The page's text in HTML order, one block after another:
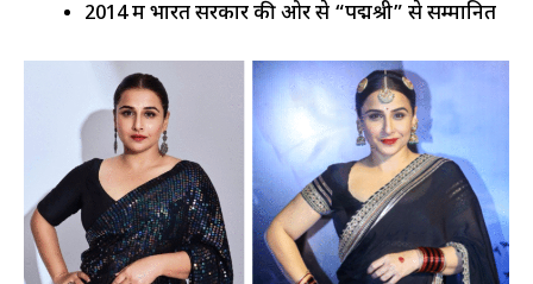
2014 में भारत सरकार की ओर से “पद्मश्री” से सम्मानित